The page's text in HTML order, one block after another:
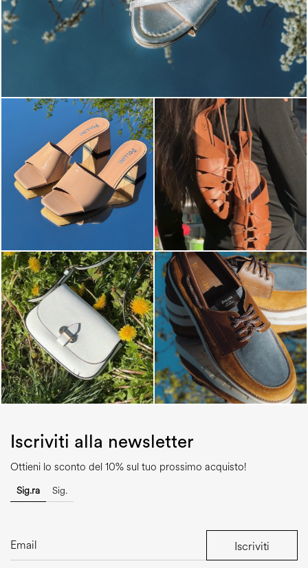
Iscriviti alla newsletter
Ottieni lo sconto del 10% sul tuo prossimo acquisto!
Sig.ra Sig.
Iscriviti